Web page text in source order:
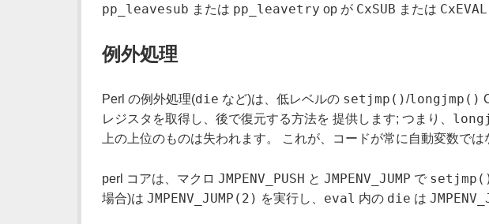
pp_leavesub または pp_leavetry op が CxSUB または CxEVAL
例外処理
Perl の例外処理(die など)は、低レベルの setjmp()/longjmp()
レジスタを取得し、後で復元する方法を 提供します; つまり、
上の上位のものは失われます。 これが、コードが常に自動変数では
perl コアは、マクロ JMPENV_PUSH と JMPENV_JUMP で
場合)は JMPENV_JUMP(2) を実行し、 eval 内の die は